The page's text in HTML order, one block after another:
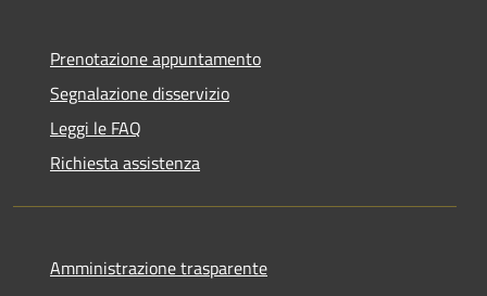
Prenotazione appuntamento
Segnalazione disservizio
Leggi le FAQ
Richiesta assistenza
Amministrazione trasparente